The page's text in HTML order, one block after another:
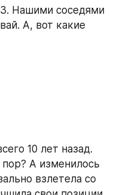
Нашими соседями
А, вот какие
10 лет назад.
А изменилось
взлетела со